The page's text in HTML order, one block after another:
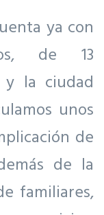
ya con
de 13
y la ciudad
unos
de
de la
familiares,